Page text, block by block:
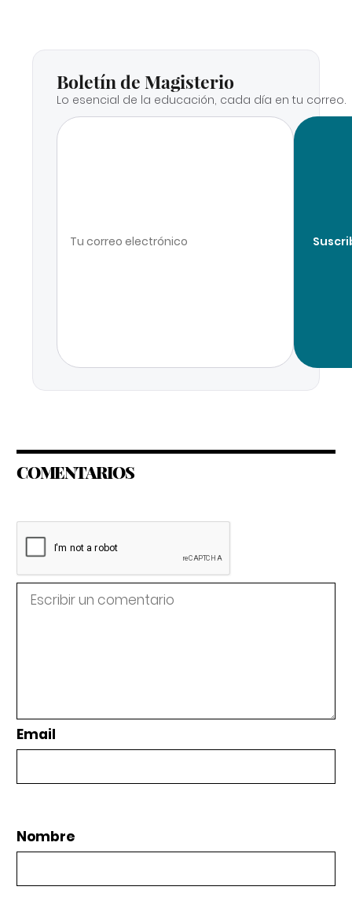
Boletín de Magisterio
Lo esencial de la educación, cada día en tu correo.
COMENTARIOS
Email
Nombre